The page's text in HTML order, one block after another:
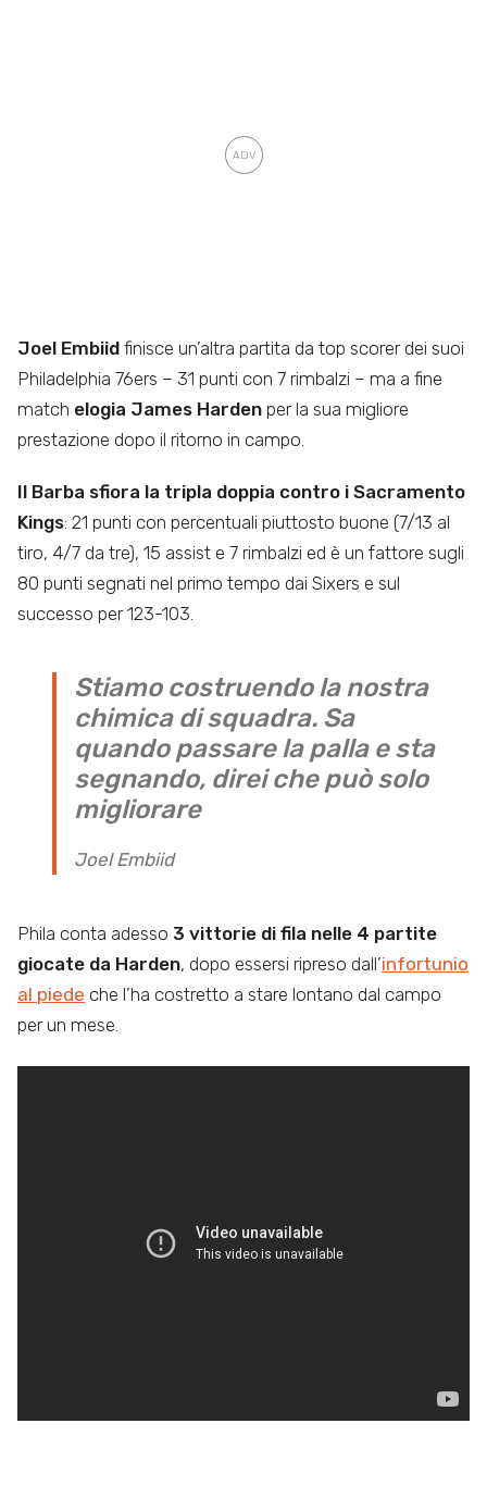
Joel Embiid finisce un’altra partita da top scorer dei suoi
Philadelphia 76ers – 31 punti con 7 rimbalzi – ma a fine
match elogia James Harden per la sua migliore
prestazione dopo il ritorno in campo.
Il Barba sfiora la tripla doppia contro i Sacramento
Kings: 21 punti con percentuali piuttosto buone (7/13 al
tiro, 4/7 da tre), 15 assist e 7 rimbalzi ed è un fattore sugli
80 punti segnati nel primo tempo dai Sixers e sul
successo per 123-103.
Stiamo costruendo la nostra
chimica di squadra. Sa
quando passare la palla e sta
segnando, direi che può solo
migliorare
Joel Embiid
Phila conta adesso 3 vittorie di fila nelle 4 partite
giocate da Harden, dopo essersi ripreso dall’infortunio
al piede che l’ha costretto a stare lontano dal campo
per un mese.